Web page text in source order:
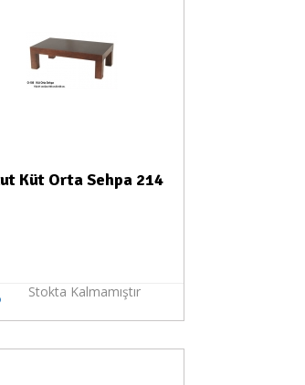
Küt Orta Sehpa 214
Stokta Kalmamıştır